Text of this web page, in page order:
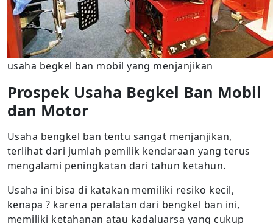
usaha begkel ban mobil yang menjanjikan
Prospek Usaha Begkel Ban Mobil
dan Motor
Usaha bengkel ban tentu sangat menjanjikan,
terlihat dari jumlah pemilik kendaraan yang terus
mengalami peningkatan dari tahun ketahun.
Usaha ini bisa di katakan memiliki resiko kecil,
kenapa ? karena peralatan dari bengkel ban ini,
memiliki ketahanan atau kadaluarsa yang cukup